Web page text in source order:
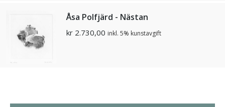
Åsa Polfjärd - Nästan
kr 2.730,00 inkl. 5% kunstavgift